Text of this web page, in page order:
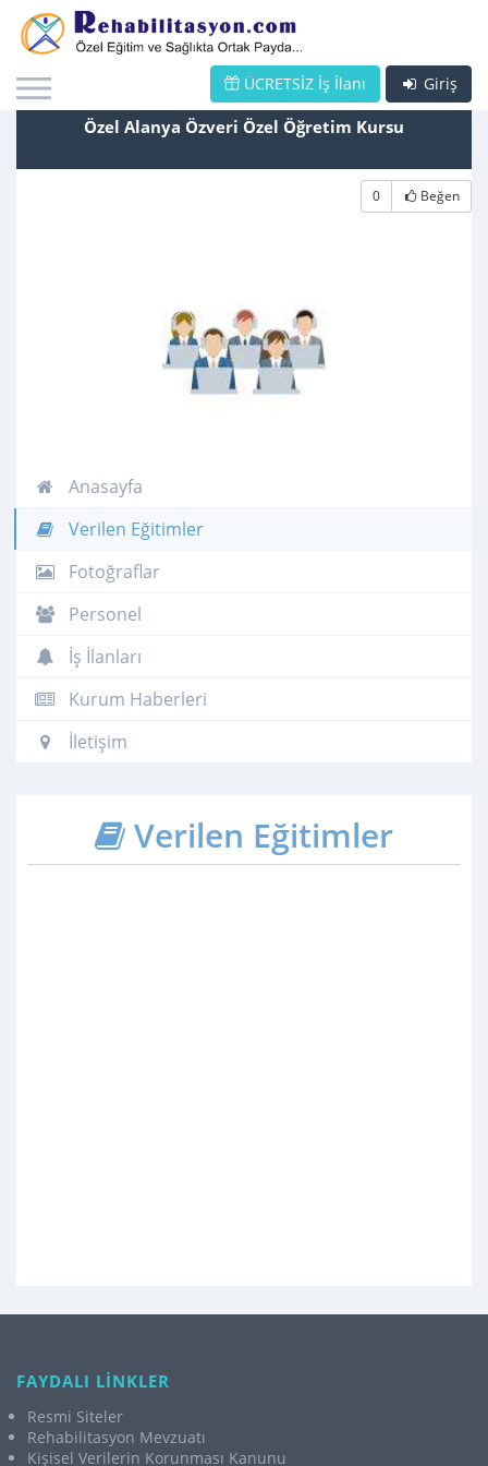
Giriş
ÜCRETSİZ İş İlanı
Özel Alanya Özveri Özel Öğretim Kursu
0 Beğen
Anasayfa
Verilen Eğitimler
Fotoğraflar
Personel
İş İlanları
Kurum Haberleri
İletişim
Verilen Eğitimler
FAYDALI LİNKLER
Resmi Siteler
Rehabilitasyon Mevzuatı
Kişisel Verilerin Korunması Kanunu